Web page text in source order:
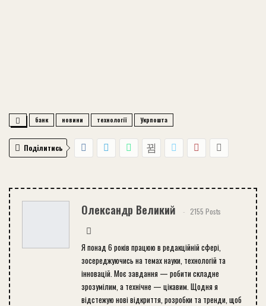
банк новини технології Укрпошта
Поділитись
Олександр Великий 2155 Posts
Я понад 6 років працюю в редакційній сфері,
зосереджуючись на темах науки, технологій та
інновацій. Моє завдання — робити складне
зрозумілим, а технічне — цікавим. Щодня я
відстежую нові відкриття, розробки та тренди, щоб